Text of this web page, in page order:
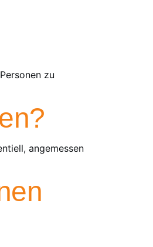
zu
angemessen